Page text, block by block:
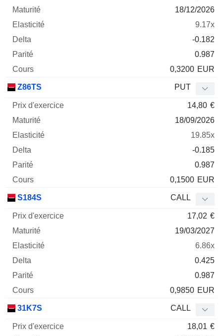
18/12/2026
9.17x
-0.182
0.987
0,3200 EUR
Z86TS PUT
14,80 €
18/09/2026
19.85x
-0.185
0.987
0,1500 EUR
S184S CALL
17,02 €
19/03/2027
6.86x
0.425
0.987
0,9850 EUR
31K7S CALL
18,01 €